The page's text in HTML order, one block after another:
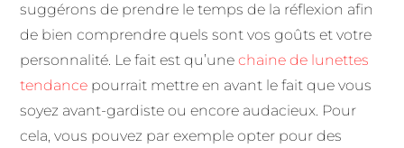
suggérons de prendre le temps de la réflexion afin
de bien comprendre quels sont vos goûts et votre
personnalité. Le fait est qu’unechaine de lunettes
tendance pourrait mettre en avant le fait que vous
soyez avant-gardiste ou encore audacieux. Pour
cela, vous pouvez par exemple opter pour des